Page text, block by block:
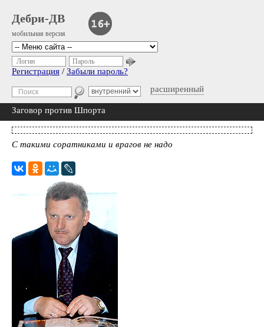
Дебри-ДВ
мобильная версия
расширенный
Логин Пароль
Регистрация / Забыли пароль?
Заговор против Шпорта
С такими соратниками и врагов не надо